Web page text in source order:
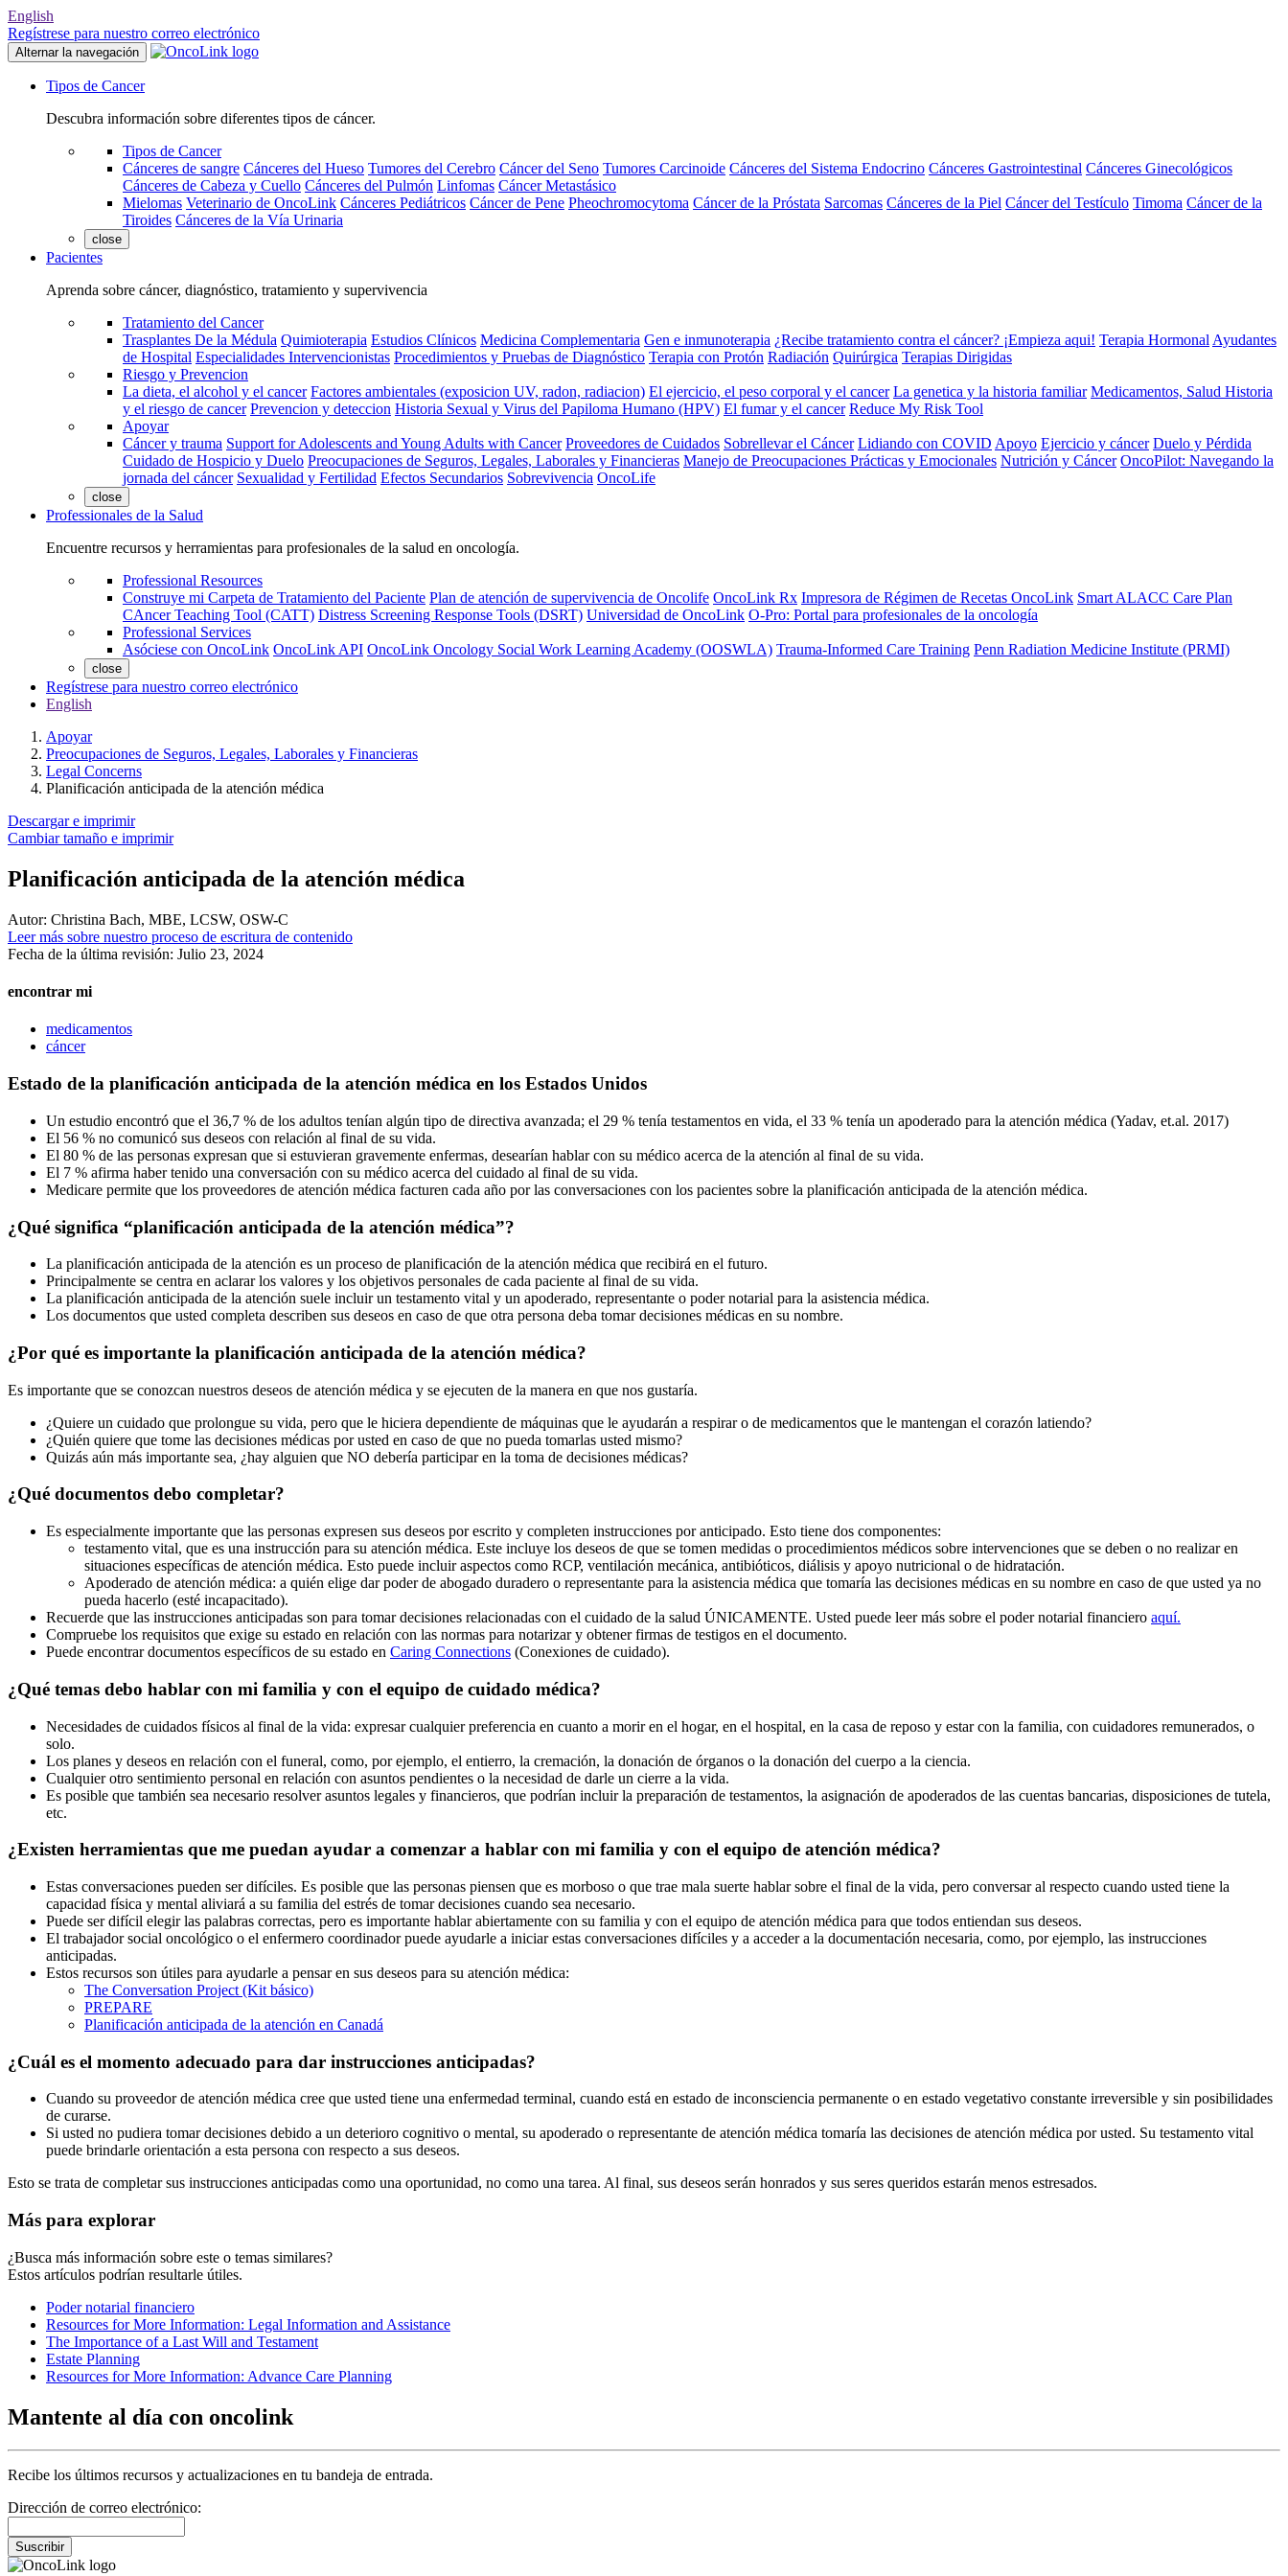
English
Regístrese para nuestro correo electrónico
Alternar la navegación
Tipos de Cancer
Descubra información sobre diferentes tipos de cáncer.
Tipos de Cancer
Cánceres de sangre Cánceres del Hueso Tumores del Cerebro Cáncer del Seno Tumores Carcinoide Cánceres del Sistema Endocrino Cánceres Gastrointestinal Cánceres Ginecológicos
Cánceres de Cabeza y Cuello Cánceres del Pulmón Linfomas Cáncer Metastásico
Mielomas Veterinario de OncoLink Cánceres Pediátricos Cáncer de Pene Pheochromocytoma Cáncer de la Próstata Sarcomas Cánceres de la Piel Cáncer del Testículo Timoma Cáncer de la
Tiroides Cánceres de la Vía Urinaria
close
Pacientes
Aprenda sobre cáncer, diagnóstico, tratamiento y supervivencia
Tratamiento del Cancer
Trasplantes De la Médula Quimioterapia Estudios Clínicos Medicina Complementaria Gen e inmunoterapia ¿Recibe tratamiento contra el cáncer? ¡Empieza aqui! Terapia Hormonal Ayudantes
de Hospital Especialidades Intervencionistas Procedimientos y Pruebas de Diagnóstico Terapia con Protón Radiación Quirúrgica Terapias Dirigidas
Riesgo y Prevencion
La dieta, el alcohol y el cancer Factores ambientales (exposicion UV, radon, radiacion) El ejercicio, el peso corporal y el cancer La genetica y la historia familiar Medicamentos, Salud Historia
y el riesgo de cancer Prevencion y deteccion Historia Sexual y Virus del Papiloma Humano (HPV) El fumar y el cancer Reduce My Risk Tool
Apoyar
Cáncer y trauma Support for Adolescents and Young Adults with Cancer Proveedores de Cuidados Sobrellevar el Cáncer Lidiando con COVID Apoyo Ejercicio y cáncer Duelo y Pérdida
Cuidado de Hospicio y Duelo Preocupaciones de Seguros, Legales, Laborales y Financieras Manejo de Preocupaciones Prácticas y Emocionales Nutrición y Cáncer OncoPilot: Navegando la
jornada del cáncer Sexualidad y Fertilidad Efectos Secundarios Sobrevivencia OncoLife
close
Professionales de la Salud
Encuentre recursos y herramientas para profesionales de la salud en oncología.
Professional Resources
Construye mi Carpeta de Tratamiento del Paciente Plan de atención de supervivencia de Oncolife OncoLink Rx Impresora de Régimen de Recetas OncoLink Smart ALACC Care Plan
CAncer Teaching Tool (CATT) Distress Screening Response Tools (DSRT) Universidad de OncoLink O-Pro: Portal para profesionales de la oncología
Professional Services
Asóciese con OncoLink OncoLink API OncoLink Oncology Social Work Learning Academy (OOSWLA) Trauma-Informed Care Training Penn Radiation Medicine Institute (PRMI)
close
Regístrese para nuestro correo electrónico
English
Apoyar
Preocupaciones de Seguros, Legales, Laborales y Financieras
Legal Concerns
Planificación anticipada de la atención médica
Descargar e imprimir
Cambiar tamaño e imprimir
Planificación anticipada de la atención médica
Autor: Christina Bach, MBE, LCSW, OSW-C
Leer más sobre nuestro proceso de escritura de contenido
Fecha de la última revisión: Julio 23, 2024
encontrar mi
medicamentos
cáncer
Estado de la planificación anticipada de la atención médica en los Estados Unidos
Un estudio encontró que el 36,7 % de los adultos tenían algún tipo de directiva avanzada; el 29 % tenía testamentos en vida, el 33 % tenía un apoderado para la atención médica (Yadav, et.al. 2017)
El 56 % no comunicó sus deseos con relación al final de su vida.
El 80 % de las personas expresan que si estuvieran gravemente enfermas, desearían hablar con su médico acerca de la atención al final de su vida.
El 7 % afirma haber tenido una conversación con su médico acerca del cuidado al final de su vida.
Medicare permite que los proveedores de atención médica facturen cada año por las conversaciones con los pacientes sobre la planificación anticipada de la atención médica.
¿Qué significa “planificación anticipada de la atención médica”?
La planificación anticipada de la atención es un proceso de planificación de la atención médica que recibirá en el futuro.
Principalmente se centra en aclarar los valores y los objetivos personales de cada paciente al final de su vida.
La planificación anticipada de la atención suele incluir un testamento vital y un apoderado, representante o poder notarial para la asistencia médica.
Los documentos que usted completa describen sus deseos en caso de que otra persona deba tomar decisiones médicas en su nombre.
¿Por qué es importante la planificación anticipada de la atención médica?
Es importante que se conozcan nuestros deseos de atención médica y se ejecuten de la manera en que nos gustaría.
¿Quiere un cuidado que prolongue su vida, pero que le hiciera dependiente de máquinas que le ayudarán a respirar o de medicamentos que le mantengan el corazón latiendo?
¿Quién quiere que tome las decisiones médicas por usted en caso de que no pueda tomarlas usted mismo?
Quizás aún más importante sea, ¿hay alguien que NO debería participar en la toma de decisiones médicas?
¿Qué documentos debo completar?
Es especialmente importante que las personas expresen sus deseos por escrito y completen instrucciones por anticipado. Esto tiene dos componentes:
testamento vital, que es una instrucción para su atención médica. Este incluye los deseos de que se tomen medidas o procedimientos médicos sobre intervenciones que se deben o no realizar en
situaciones específicas de atención médica. Esto puede incluir aspectos como RCP, ventilación mecánica, antibióticos, diálisis y apoyo nutricional o de hidratación.
Apoderado de atención médica: a quién elige dar poder de abogado duradero o representante para la asistencia médica que tomaría las decisiones médicas en su nombre en caso de que usted ya no
pueda hacerlo (esté incapacitado).
Recuerde que las instrucciones anticipadas son para tomar decisiones relacionadas con el cuidado de la salud ÚNICAMENTE. Usted puede leer más sobre el poder notarial financiero aquí.
Compruebe los requisitos que exige su estado en relación con las normas para notarizar y obtener firmas de testigos en el documento.
Puede encontrar documentos específicos de su estado en Caring Connections (Conexiones de cuidado).
¿Qué temas debo hablar con mi familia y con el equipo de cuidado médica?
Necesidades de cuidados físicos al final de la vida: expresar cualquier preferencia en cuanto a morir en el hogar, en el hospital, en la casa de reposo y estar con la familia, con cuidadores remunerados, o
solo.
Los planes y deseos en relación con el funeral, como, por ejemplo, el entierro, la cremación, la donación de órganos o la donación del cuerpo a la ciencia.
Cualquier otro sentimiento personal en relación con asuntos pendientes o la necesidad de darle un cierre a la vida.
Es posible que también sea necesario resolver asuntos legales y financieros, que podrían incluir la preparación de testamentos, la asignación de apoderados de las cuentas bancarias, disposiciones de tutela,
etc.
¿Existen herramientas que me puedan ayudar a comenzar a hablar con mi familia y con el equipo de atención médica?
Estas conversaciones pueden ser difíciles. Es posible que las personas piensen que es morboso o que trae mala suerte hablar sobre el final de la vida, pero conversar al respecto cuando usted tiene la
capacidad física y mental aliviará a su familia del estrés de tomar decisiones cuando sea necesario.
Puede ser difícil elegir las palabras correctas, pero es importante hablar abiertamente con su familia y con el equipo de atención médica para que todos entiendan sus deseos.
El trabajador social oncológico o el enfermero coordinador puede ayudarle a iniciar estas conversaciones difíciles y a acceder a la documentación necesaria, como, por ejemplo, las instrucciones
anticipadas.
Estos recursos son útiles para ayudarle a pensar en sus deseos para su atención médica:
The Conversation Project (Kit básico)
PREPARE
Planificación anticipada de la atención en Canadá
¿Cuál es el momento adecuado para dar instrucciones anticipadas?
Cuando su proveedor de atención médica cree que usted tiene una enfermedad terminal, cuando está en estado de inconsciencia permanente o en estado vegetativo constante irreversible y sin posibilidades
de curarse.
Si usted no pudiera tomar decisiones debido a un deterioro cognitivo o mental, su apoderado o representante de atención médica tomaría las decisiones de atención médica por usted. Su testamento vital
puede brindarle orientación a esta persona con respecto a sus deseos.
Esto se trata de completar sus instrucciones anticipadas como una oportunidad, no como una tarea. Al final, sus deseos serán honrados y sus seres queridos estarán menos estresados.
Más para explorar
¿Busca más información sobre este o temas similares?
Estos artículos podrían resultarle útiles.
Poder notarial financiero
Resources for More Information: Legal Information and Assistance
The Importance of a Last Will and Testament
Estate Planning
Resources for More Information: Advance Care Planning
Mantente al día con oncolink
Recibe los últimos recursos y actualizaciones en tu bandeja de entrada.
Dirección de correo electrónico:
Suscribir